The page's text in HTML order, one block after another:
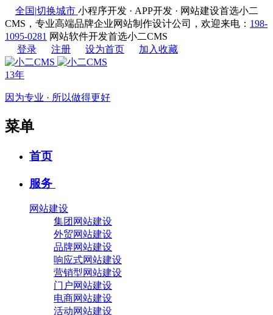
全国|切换城市 小程序开发 · APP开发 · 网站建设首选小二
CMS，专业高端品牌企业网站制作设计公司，欢迎来电： 198-
1095-0281 网站软件开发首选小二CMS
登录
注册 设为首页 加入收藏
13年
因为专业 · 所以做得更好
菜单
首页
服务
网站建设
集团网站建设
外贸网站建设
品牌网站建设
响应式网站建设
营销型网站建设
门户网站建设
电商网站建设
活动网站建设